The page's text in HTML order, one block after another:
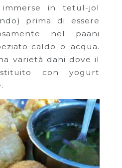
immerse in tetul-jol
prima di essere
nel paani
caldo o acqua.
varietà dahi dove il
con yogurt